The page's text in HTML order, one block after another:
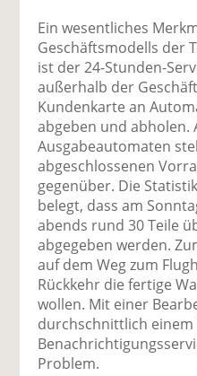
Ein wesentliches
Geschäftsmodells der
ist der 24-Stunden-
außerhalb der
Kundenkarte an
abgeben und abholen.
Ausgabeautomaten
abgeschlossenen
gegenüber. Die
belegt, dass am
abends rund 30 Teile
abgegeben werden.
auf dem Weg zum
Rückkehr die fertige
wollen. Mit einer
durchschnittlich einem
Problem.